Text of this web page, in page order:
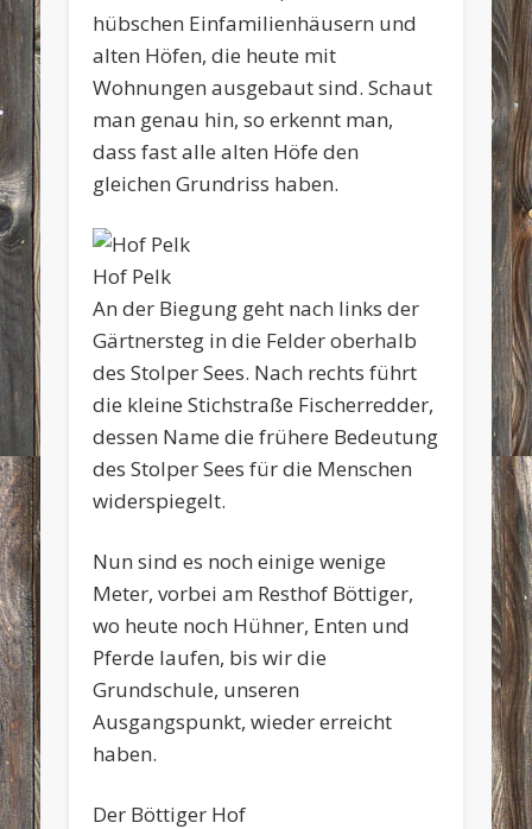
hübschen Einfamilienhäusern und
alten Höfen, die heute mit
Wohnungen ausgebaut sind. Schaut
man genau hin, so erkennt man,
dass fast alle alten Höfe den
gleichen Grundriss haben.
Hof Pelk
An der Biegung geht nach links der
Gärtnersteg in die Felder oberhalb
des Stolper Sees. Nach rechts führt
die kleine Stichstraße Fischerredder,
dessen Name die frühere Bedeutung
des Stolper Sees für die Menschen
widerspiegelt.
Nun sind es noch einige wenige
Meter, vorbei am Resthof Böttiger,
wo heute noch Hühner, Enten und
Pferde laufen, bis wir die
Grundschule, unseren
Ausgangspunkt, wieder erreicht
haben.
Der Böttiger Hof